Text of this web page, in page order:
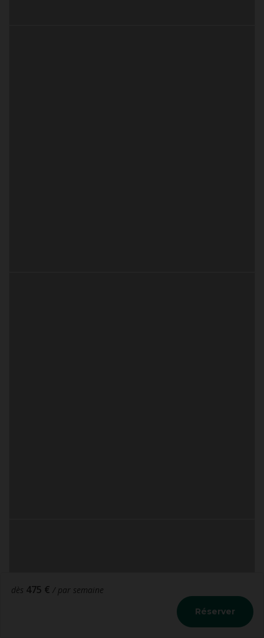
dès 475 € / par semaine
Réserver